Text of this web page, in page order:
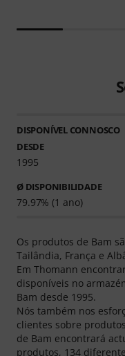
DISPONÍVEL CONNOSCO
DESDE
1995
Ø DISPONIBILIDADE
79.97% (1 ano)
Os produtos de Bam
Tailândia, França e
Em Thomann
disponíveis no
Bam desde 1995.
Nós também nos
clientes sobre
de Bam encontrará
produtos, 134